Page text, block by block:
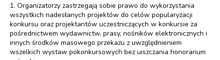
1. Organizatorzy zastrzegają sobie prawo do wykorzystania
wszystkich nadesłanych projektów do celów popularyzacji
konkursu oraz projektantów uczestniczących w konkursie za
pośrednictwem wydawnictw, prasy, nośników elektronicznych i
innych środków masowego przekazu z uwzględnieniem
wszelkich wystaw pokonkursowych bez uiszczania honorarium